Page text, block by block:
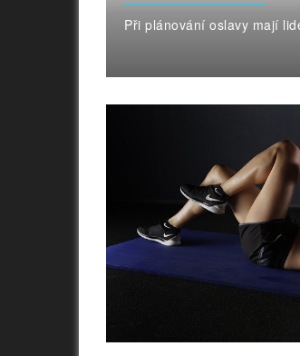
Při plánování oslavy mají